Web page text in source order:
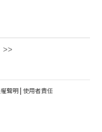
>>
聲明 | 使用者責任